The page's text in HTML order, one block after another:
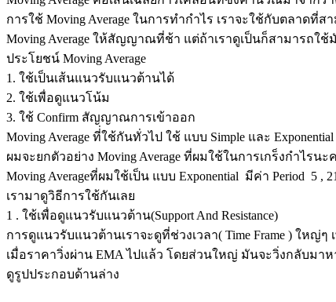
การใช้ Moving Average ในการทำกำไร เราจะใช้กับตลาด
Moving Average ให้สัญญาณที่ช้า แต่ถ้าเราดูเป็นก็สามารถใช้
ประโยชน์ Moving Average
1. ใช้เป็นเส้นแนวรับแนวต้านได้
2. ใช้เพื่อดูแนวโน้ม
3. ใช้ Confirm สัญญาณการเข้าออก
Moving Average ที่่ใช้กันทั่วไป ใช้ แบบ Simple และ
ผมจะยกตัวอย่าง Moving Average ที่ผมใช้ในการเกร็งกำไรนะ
Moving Averageที่ผมใช้เป็น แบบ Exponential มีค่า Period 5
เรามาดูวิธีการใช้กันเลย
1 . ใช้เพื่อดูแนวรับแนวต้าน(Support And Resistance)
การดูแนวรับแนวต้านเราจะดูที่ช่วงเวลา( Time Frame ) ให
เมื่อราคาวิ่งผ่าน EMA ไปแล้ว โดยส่วนใหญ่ มันจะวิ่งกลับม
ดูรูปประกอบด้านล่าง